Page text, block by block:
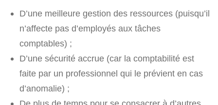
D’une meilleure gestion des ressources (puisqu’il
n’affecte pas d’employés aux tâches
comptables) ;
D’une sécurité accrue (car la comptabilité est
faite par un professionnel qui le prévient en cas
d’anomalie) ;